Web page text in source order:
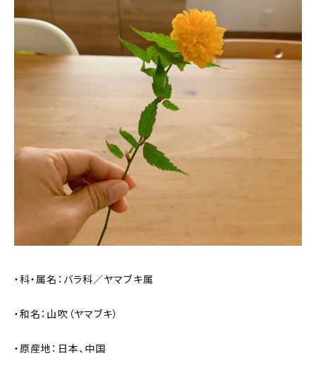
・科・属名：バラ科／ヤマブキ属
・和名：山吹（ヤマブキ）
・原産地：日本、中国